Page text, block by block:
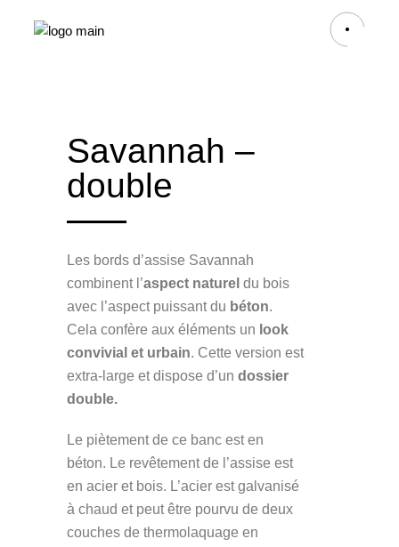
Savannah –
double
Les bords d’assise Savannah
combinent l’aspect naturel du bois
avec l’aspect puissant du béton.
Cela confère aux éléments un look
convivial et urbain. Cette version est
extra-large et dispose d’un dossier
double.
Le piètement de ce banc est en
béton. Le revêtement de l’assise est
en acier et bois. L’acier est galvanisé
à chaud et peut être pourvu de deux
couches de thermolaquage en